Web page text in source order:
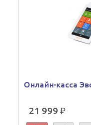
Онлайн-касса
21 999 ₽